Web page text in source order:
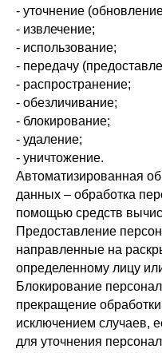
- уточнение
- извлечение;
- использование;
- передачу
- распространение;
- обезличивание;
- блокирование;
- удаление;
- уничтожение.
Автоматизированная
данных – обработка
помощью средств
Предоставление
направленные на
определенному лицу
Блокирование
прекращение
исключением случаев,
для уточнения